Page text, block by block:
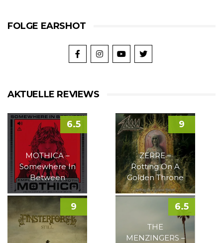
FOLGE EARSHOT
AKTUELLE REVIEWS
MOTHICA –
Somewhere In
Between
6.5
ZERRE –
Rotting On A
Golden Throne
9
9
THE
MENZINGERS –
6.5